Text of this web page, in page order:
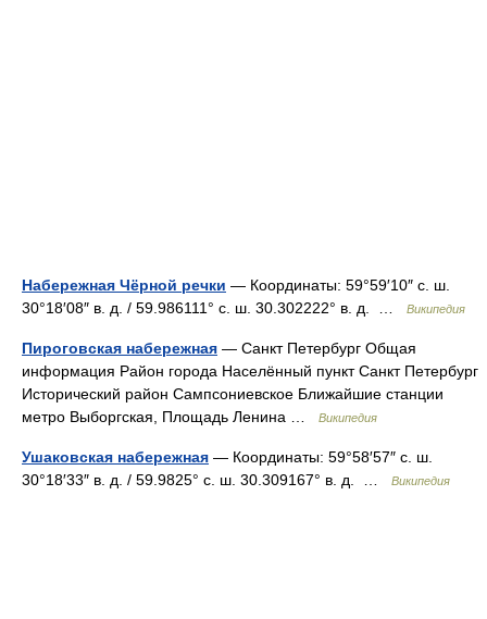
Набережная Чёрной речки — Координаты: 59°59′10″ с. ш.
30°18′08″ в. д. / 59.986111° с. ш. 30.302222° в. д. …
Википедия
Пироговская набережная — Санкт Петербург Общая
информация Район города Населённый пункт Санкт Петербург
Исторический район Сампсониевское Ближайшие станции
метро Выборгская, Площадь Ленина …
Википедия
Ушаковская набережная — Координаты: 59°58′57″ с. ш.
30°18′33″ в. д. / 59.9825° с. ш. 30.309167° в. д. …
Википедия